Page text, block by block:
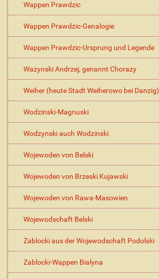
Wappen Prawdzic
Wappen Prawdzic-Genalogie
Wappen Prawdzic-Ursprung und Legende
Wazynski Andrzej, genannt Chorazy
Weiher (heute Stadt Weiherowo bei Danzig)
Wodzinski-Magnuski
Wodzynski auch Wodzinski
Wojewoden von Belski
Wojewoden von Brzeski Kujawski
Wojewoden von Rawa-Masowien
Wojewodschaft Belski
Zablocki aus der Wojewodschaft Podolski
Zablocki-Wappen Bialyna